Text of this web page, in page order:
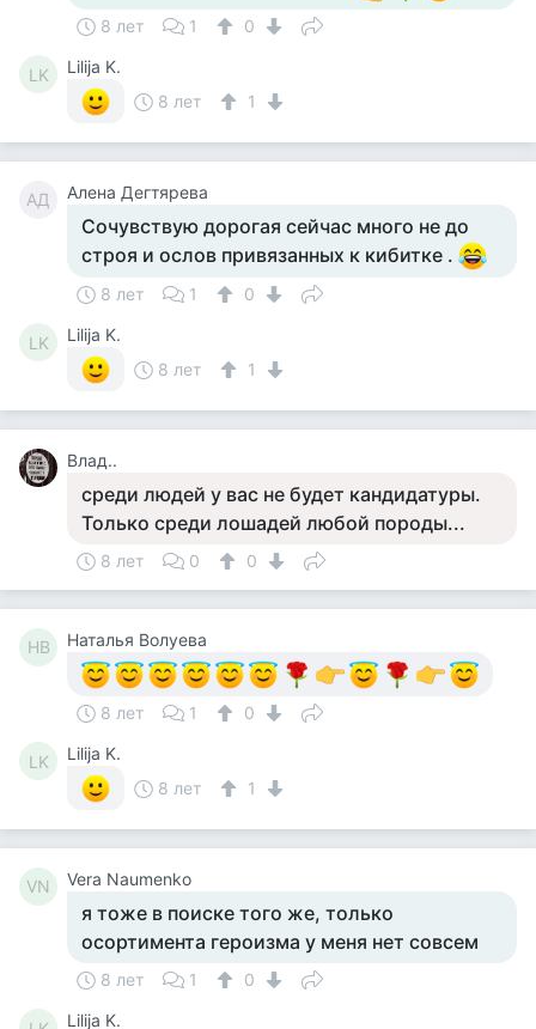
8 лет 1 0
LK
Lilija K.
8 лет
1
АД Алена Дегтярева
Сочувствую дорогая сейчас много не до
строя и ослов привязанных к кибитке .
8 лет 1 0
LK
Lilija K.
8 лет
1
Влад..
среди людей у вас не будет кандидатуры.
Только среди лошадей любой породы...
8 лет 0 0
НВ Наталья Волуева
8 лет 1 0
LK
Lilija K.
8 лет
1
VN Vera Naumenko
я тоже в поиске того же, только
осортимента героизма у меня нет совсем
8 лет 1 0
Lilija K.